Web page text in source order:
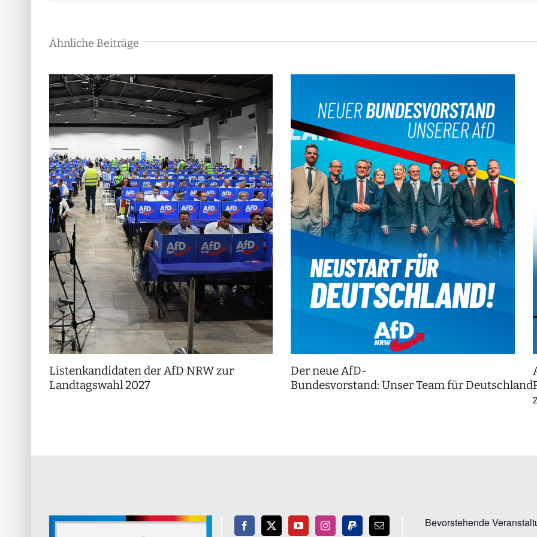
Ähnliche Beiträge
Listenkandidaten der AfD NRW zur
Landtagswahl 2027
Der neue AfD-
Bundesvorstand: Unser Team für
Bevorstehende